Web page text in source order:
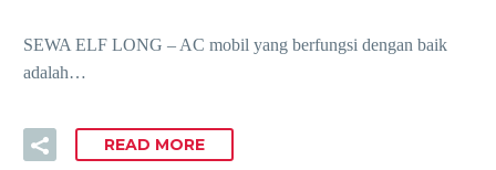
SEWA ELF LONG – AC mobil yang berfungsi dengan baik
adalah…
READ MORE